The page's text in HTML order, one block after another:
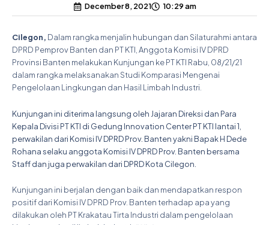
December 8, 2021 10:29 am
Cilegon, Dalam rangka menjalin hubungan dan Silaturahmi antara
DPRD Pemprov Banten dan PT KTI, Anggota Komisi IV DPRD
Provinsi Banten melakukan Kunjungan ke PT KTI Rabu, 08/21/21
dalam rangka melaksanakan Studi Komparasi Mengenai
Pengelolaan Lingkungan dan Hasil Limbah Industri.
Kunjungan ini diterima langsung oleh Jajaran Direksi dan Para
Kepala Divisi PT KTI di Gedung Innovation Center PT KTI lantai 1,
perwakilan dari Komisi IV DPRD Prov. Banten yakni Bapak H Dede
Rohana selaku anggota Komisi IV DPRD Prov. Banten bersama
Staff dan juga perwakilan dari DPRD Kota Cilegon.
Kunjungan ini berjalan dengan baik dan mendapatkan respon
positif dari Komisi IV DPRD Prov. Banten terhadap apa yang
dilakukan oleh PT Krakatau Tirta Industri dalam pengelolaan